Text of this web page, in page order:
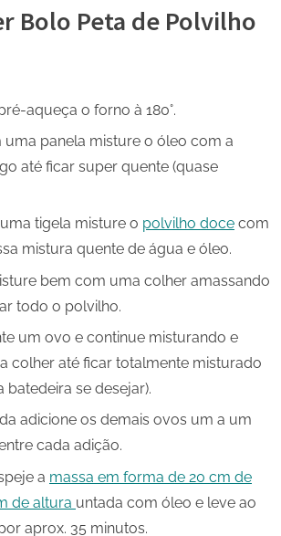
Bolo Peta de Polvilho
aqueça o forno à 180°.
uma panela misture o óleo com a
até ficar super quente (quase
tigela misture o polvilho doce com
mistura quente de água e óleo.
bem com uma colher amassando
todo o polvilho.
um ovo e continue misturando e
colher até ficar totalmente misturado
batedeira se desejar).
adicione os demais ovos um a um
cada adição.
a massa em forma de 20 cm de
de altura untada com óleo e leve ao
aprox. 35 minutos.